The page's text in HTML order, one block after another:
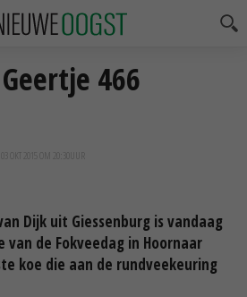
466
03 OKT 2015 OM 20:30
Dijk uit Giessenburg is vandaag
de Fokveedag in Hoornaar
koe die aan de rundveekeuring